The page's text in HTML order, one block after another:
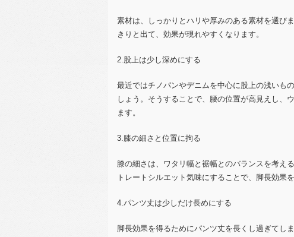
素材は、しっかりとハリや厚みのある素材を選び
きりと出て、効果が現れやすくなります。
2.股上は少し深めにする
最近ではチノパンやデニムを中心に股上の浅いも
しょう。そうすることで、腰の位置が高見えし、
ます。
3.膝の細さと位置に拘る
膝の細さは、ワタリ幅と裾幅とのバランスを考え
トレートシルエット気味にすることで、脚長効果
4.パンツ丈は少しだけ長めにする
脚長効果を得るためにパンツ丈を長くし過ぎてし